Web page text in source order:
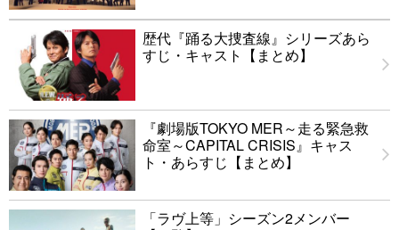
歴代『踊る大捜査線』シリーズあら
すじ・キャスト【まとめ】
『劇場版TOKYO MER～走る緊急救
命室～CAPITAL CRISIS』キャス
ト・あらすじ【まとめ】
「ラヴ上等」シーズン2メンバー